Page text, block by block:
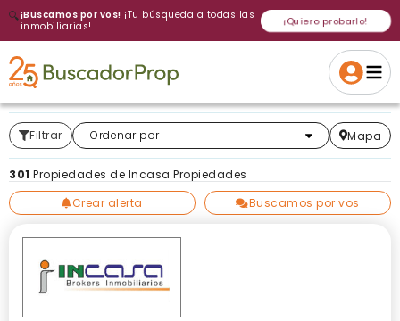
🔍¡Buscamos por vos! ¡Tu búsqueda a todas las
inmobiliarias!
¡Quiero probarlo!
Cancelar Si, eliminar
Gracias
Volver a intentar
Volver a intentarlo
Crear alerta
¡Si, enviar a todos!
Filtrar Ordenar por
Más relevantes Mapa
301 Propiedades de Incasa Propiedades
Crear alerta
Buscamos por vos